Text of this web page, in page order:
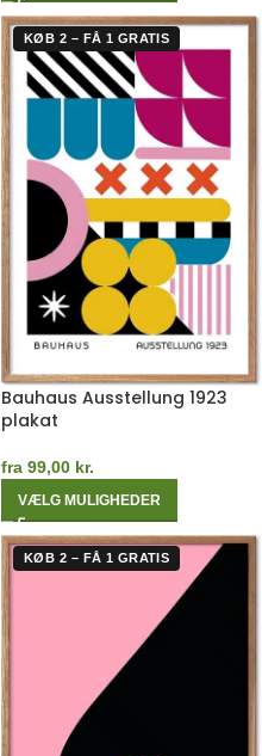
KØB 2 – FÅ 1 GRATIS
Bauhaus Ausstellung 1923
plakat
fra 99,00 kr.
VÆLG MULIGHEDER
KØB 2 – FÅ 1 GRATIS